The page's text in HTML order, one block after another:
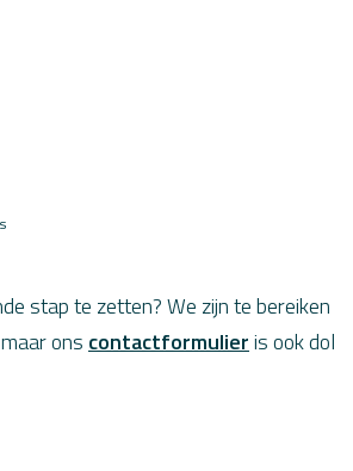
stap te zetten? We zijn te bereiken
ons contactformulieris ook dol